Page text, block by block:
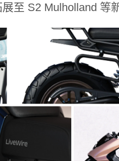
至 S2 Mulholland 等